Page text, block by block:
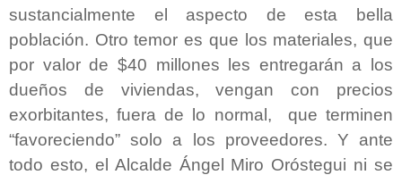
sustancialmente el aspecto de esta bella
población. Otro temor es que los materiales, que
por valor de $40 millones les entregarán a los
dueños de viviendas, vengan con precios
exorbitantes, fuera de lo normal,
que terminen
“favoreciendo” solo a los proveedores. Y ante
todo esto, el Alcalde Ángel Miro Oróstegui ni se